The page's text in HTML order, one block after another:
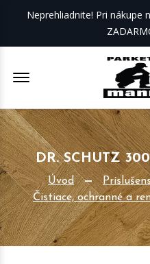
Neprehliadnite! Pri nákupe
Offcanvas Menu Open
DR. SCHUTZ
Úvod
Čistiace, ochranné a